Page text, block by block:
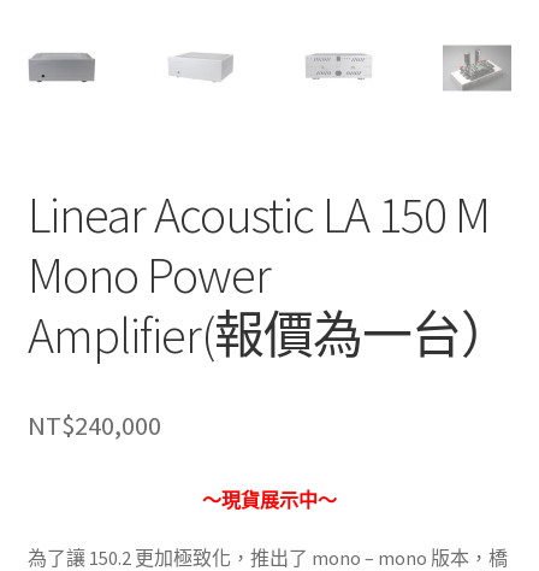
Linear Acoustic LA 150 M
Mono Power
Amplifier(報價為一台）
NT$240,000
～現貨展示中～
為了讓 150.2 更加極致化，推出了 mono – mono 版本，橋